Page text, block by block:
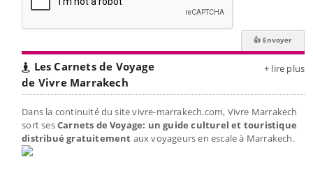
Les Carnets de Voyage
de Vivre Marrakech
+ lire plus
Dans la continuité du site vivre-marrakech.com, Vivre Marrakech
sort sesCarnets de Voyage: un guide culturel et touristique
distribué gratuitement aux voyageurs en escale à Marrakech.